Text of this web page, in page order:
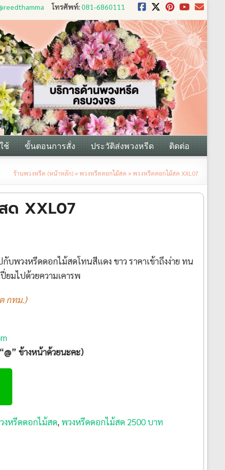
โทรศัพท์:081-6860111
ช้ ขั้นตอนการสั่ง ประวัติส่งพวงหรีด ติดต่อ
ร้านพวงหรีด (หน้าหลัก)»พวงหรีดดอกไม้สด »พวงหรีดดอกไม้สด XXL07
ด XXL07
บพวงหรีดดอกไม้สดโทนสีแดง ขาว ราคาเข้าถึงง่าย ทน
ยมไปด้วยความเคารพ
กทม.)
ข้างหน้าด้วยนะคะ)
งหรีดดอกไม้สด,พวงหรีดดอกไม้สด 2500 บาท